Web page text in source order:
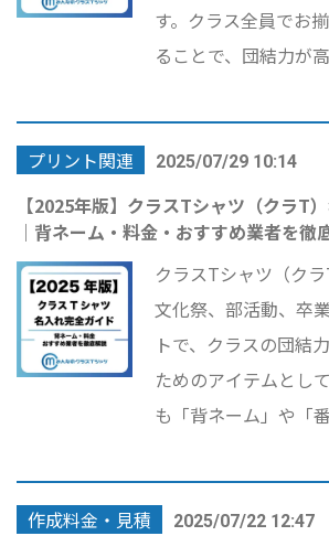
す。クラス全員でお
ることで、団結力が
この記事では、 「ク
ン」 「クラT おしゃ
ーシャツ 安い」 「ク
おすすめ」 など、検
ードを意識しながら
るコツやコスパよく
育祭・文化祭にぴっ
掲載しています。
プリント関連 2025/07/29 10:14
【2025年版】クラスTシャツ（クラT
｜背ネーム・料金・おすすめ業者を徹
クラスTシャツ（ク
文化祭、部活動、卒
トで、クラスの団結
ためのアイテムとし
も「背ネーム」や「
りオリジナリティの
Tシャツが完成します。
作成料金・見積 2025/07/22 12:47